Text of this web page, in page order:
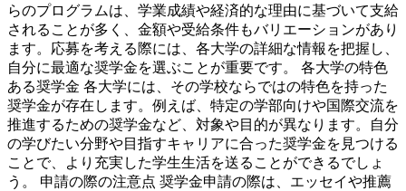
らのプログラムは、学業成績や経済的な理由に基づいて支給
されることが多く、金額や受給条件もバリエーションがあり
ます。応募を考える際には、各大学の詳細な情報を把握し、
自分に最適な奨学金を選ぶことが重要です。 各大学の特色
ある奨学金 各大学には、その学校ならではの特色を持った
奨学金が存在します。例えば、特定の学部向けや国際交流を
推進するための奨学金など、対象や目的が異なります。自分
の学びたい分野や目指すキャリアに合った奨学金を見つける
ことで、より充実した学生生活を送ることができるでしょ
う。 申請の際の注意点 奨学金申請の際は、エッセイや推薦